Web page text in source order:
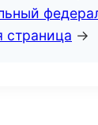
страница →